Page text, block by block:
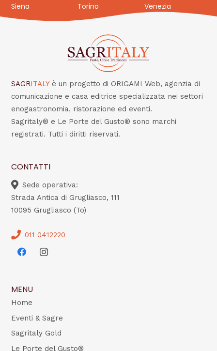
Siena
Torino Venezia
SAGRITALY è un progetto di ORIGAMI Web, agenzia di
comunicazione e casa editrice specializzata nei settori
enogastronomia, ristorazione ed eventi.
Sagritaly® e Le Porte del Gusto® sono marchi
registrati. Tutti i diritti riservati.
CONTATTI
Sede operativa:
Strada Antica di Grugliasco, 111
10095 Grugliasco (To)
011 0412220
MENU
Home
Eventi & Sagre
Sagritaly Gold
Le Porte del Gusto®